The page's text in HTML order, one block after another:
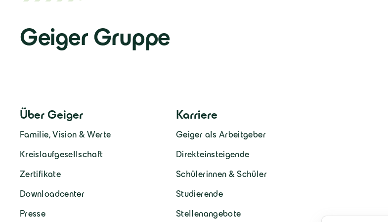
Geiger Gruppe
Über Geiger
Familie, Vision & Werte
Kreislaufgesellschaft
Zertifikate
Downloadcenter
Presse
Karriere
Geiger als Arbeitgeber
Direkteinsteigende
Schülerinnen & Schüler
Studierende
Stellenangebote